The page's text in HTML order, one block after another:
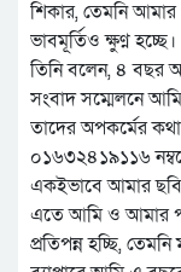
শিকার, তেমনি
ভাবমূর্তিও ক্ষুণ্ণ হচ্ছে।
তিনি বলেন, ৪ বছর
সংবাদ সম্মেলনে
তাদের অপকর্মের
০১৬৩২৪১৯১১৬
একইভাবে আমার
এতে আমি ও আমার
প্রতিপন্ন হচ্ছি,